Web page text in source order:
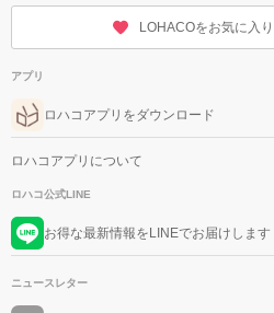
LOHACOをお気に入
アプリ
ロハコアプリをダウンロード
ロハコアプリについて
ロハコ公式LINE
お得な最新情報をLINEでお届けします
ニュースレター